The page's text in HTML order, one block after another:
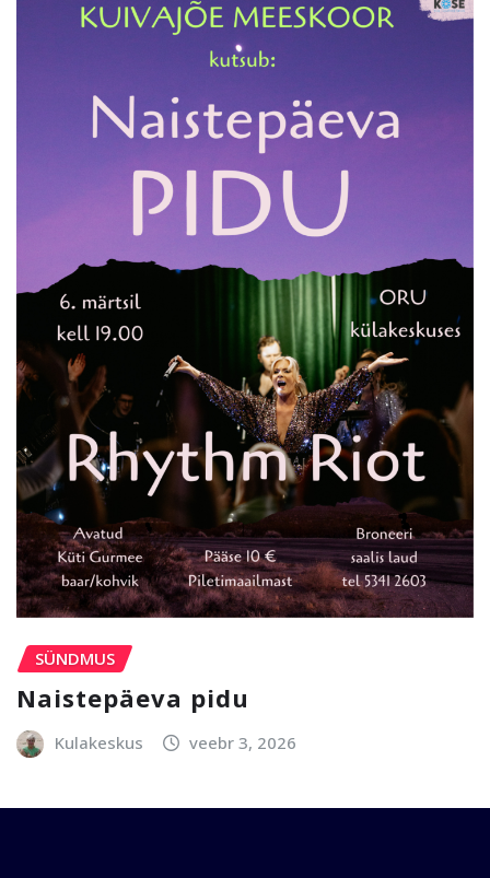
SÜNDMUS
Naistepäeva pidu
Kulakeskus veebr 3, 2026